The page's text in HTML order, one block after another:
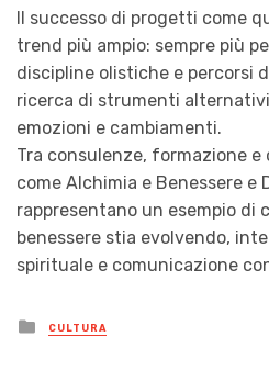
Il successo di progetti come
trend più ampio: sempre più
discipline olistiche e percorsi
ricerca di strumenti
emozioni e cambiamenti.
Tra consulenze, formazione
come Alchimia e Benessere e
rappresentano un esempio di
benessere stia evolvendo,
spirituale e comunicazione
Posted
in
CULTURA